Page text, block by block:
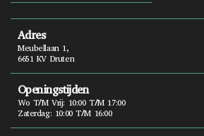
Adres
Meubellaan 1,
6651 KV Druten
Openingstijden
Wo T/m Vrij: 10:00 T/m 17:00
Zaterdag: 10:00 T/m 16:00